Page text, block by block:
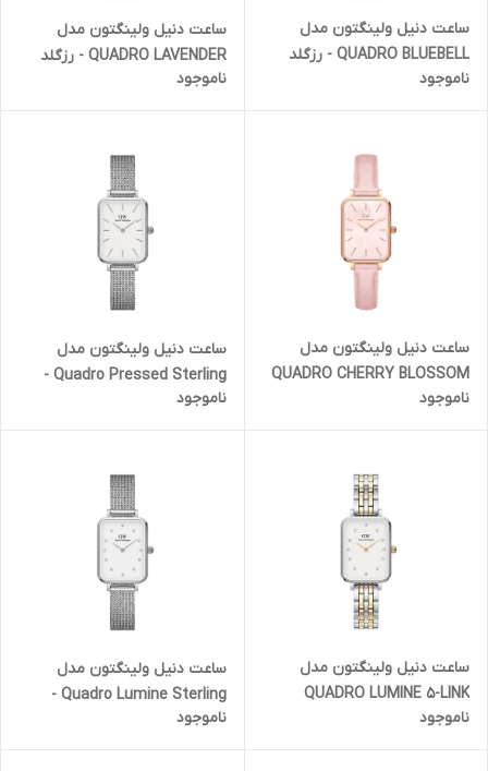
ساعت دنیل ولینگتون مدل
QUADRO BLUEBELL - رزگلد
صفحه صدفی (زنانه)
ناموجود
ساعت دنیل ولینگتون مدل
QUADRO LAVENDER - رزگلد
صفحه صدفی (زنانه)
ناموجود
ساعت دنیل ولینگتون مدل
QUADRO CHERRY BLOSSOM
- رزگلد صفحه صورتی صدفی
(زنانه)
ناموجود
ساعت دنیل ولینگتون مدل
Quadro Pressed Sterling -
سیلور صفحه سفید (زنانه)
ناموجود
ساعت دنیل ولینگتون مدل
QUADRO LUMINE 5-LINK
نگین دار (زنانه)
ناموجود
ساعت دنیل ولینگتون مدل
Quadro Lumine Sterling -
سیلور صفحه سفید نگین دار
(زنانه)
ناموجود